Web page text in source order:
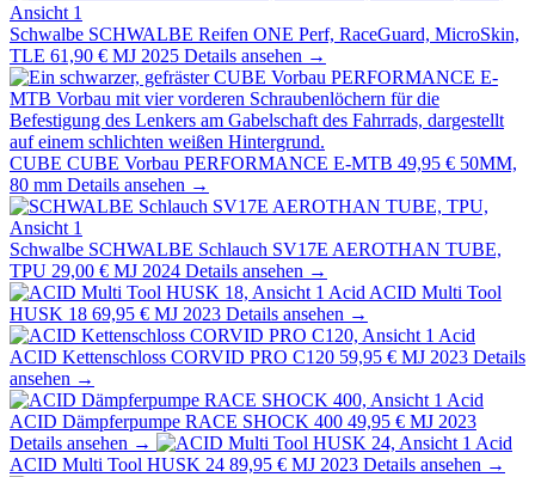
Schwalbe SCHWALBE Reifen ONE Perf, RaceGuard, MicroSkin,
TLE 61,90 € MJ 2025 Details ansehen →
CUBE CUBE Vorbau PERFORMANCE E-MTB 49,95 € 50MM,
80 mm Details ansehen →
Schwalbe SCHWALBE Schlauch SV17E AEROTHAN TUBE,
TPU 29,00 € MJ 2024 Details ansehen →
Acid ACID Multi Tool
HUSK 18 69,95 € MJ 2023 Details ansehen →
Acid
ACID Kettenschloss CORVID PRO C120 59,95 € MJ 2023 Details
ansehen →
Acid
ACID Dämpferpumpe RACE SHOCK 400 49,95 € MJ 2023
Details ansehen →
Acid
ACID Multi Tool HUSK 24 89,95 € MJ 2023 Details ansehen →